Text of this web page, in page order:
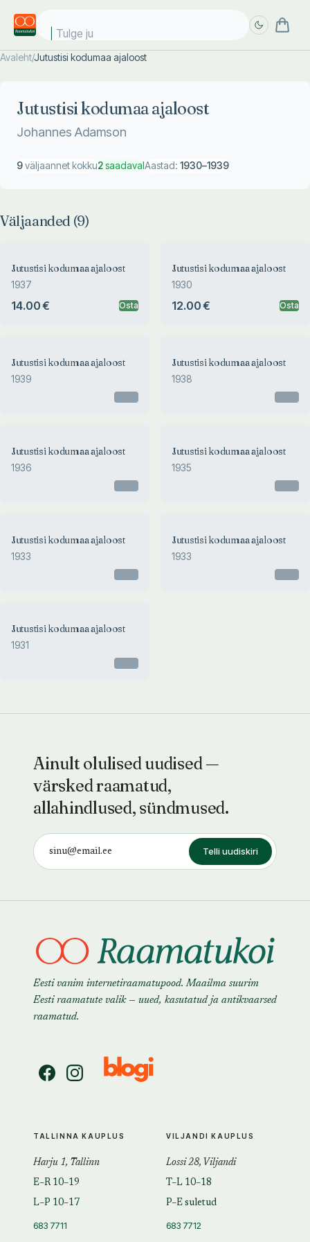
Tulge juba
Avaleht/Jutustisi kodumaa ajaloost
Jutustisi kodumaa ajaloost
Johannes Adamson
9väljaannet kokku2saadavalAastad: 1930–1939
Väljaanded (9)
Jutustisi kodumaa ajaloost
1937
14.00 € Osta
Jutustisi kodumaa ajaloost
1930
12.00 € Osta
Jutustisi kodumaa ajaloost
1939
Jutustisi kodumaa ajaloost
1938
Jutustisi kodumaa ajaloost
1936
Jutustisi kodumaa ajaloost
1935
JUTUSTISI KODUMAA
Jutustisi kodumaa ajaloost
1933
Jutustisi kodumaa ajaloost
1933
Jutustisi kodumaa ajaloost
1931
Ainult olulised uudised —
värsked raamatud,
allahindlused, sündmused.
Telli uudiskiri
Eesti vanim internetiraamatupood. Maailma suurim
Eesti raamatute valik — uued, kasutatud ja antikvaarsed
raamatud.
TALLINNA KAUPLUS
Harju 1, Tallinn
E–R 10–19
L–P 10–17
683 7711
VILJANDI KAUPLUS
Lossi 28, Viljandi
T–L 10–18
P–E suletud
683 7712